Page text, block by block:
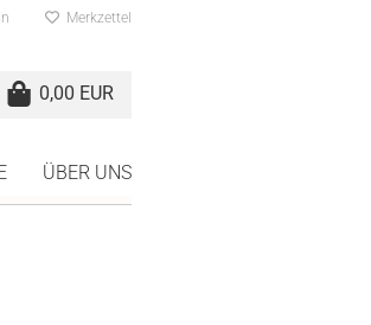
Merkzettel
0,00 EUR
ÜBER UNS